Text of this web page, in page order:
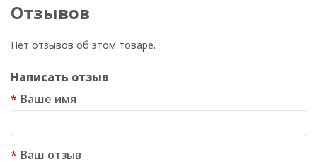
Отзывов
Нет отзывов об этом товаре.
Написать отзыв
Ваше имя
Ваш отзыв